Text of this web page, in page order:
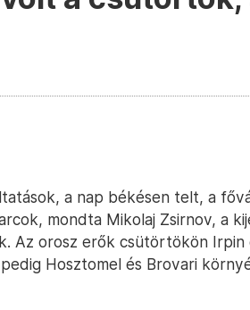
a nap békésen telt, a
mondta Mikolaj Zsirnov, a
Az orosz erők csütörtökön Irpin
Hosztomel és Brovari